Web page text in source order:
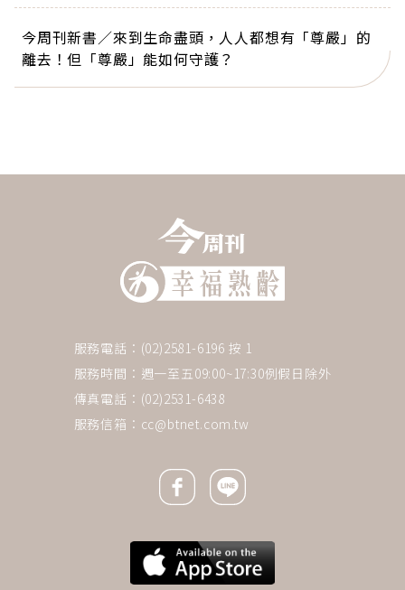
今周刊新書／來到生命盡頭，人人都想有「尊嚴」的
離去！但「尊嚴」能如何守護？
服務電話：(02)2581-6196 按 1
服務時間：週一至五09:00~17:30例假日除外
傳真電話：(02)2531-6438
服務信箱： cc@btnet.com.tw
Facebook icon
Line icon